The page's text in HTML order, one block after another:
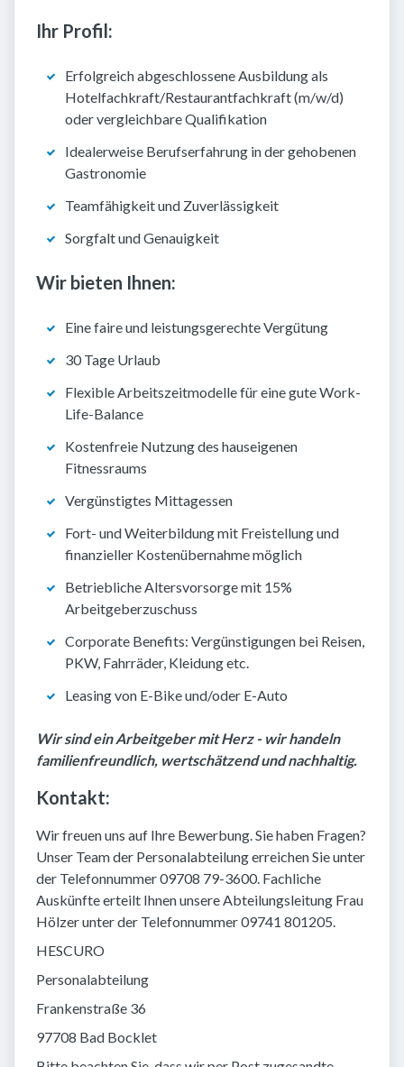
Ihr Profil:
Erfolgreich abgeschlossene Ausbildung als
Hotelfachkraft/Restaurantfachkraft (m/w/d)
oder vergleichbare Qualifikation
Idealerweise Berufserfahrung in der gehobenen
Gastronomie
Teamfähigkeit und Zuverlässigkeit
Sorgfalt und Genauigkeit
Wir bieten Ihnen:
Eine faire und leistungsgerechte Vergütung
30 Tage Urlaub
Flexible Arbeitszeitmodelle für eine gute Work-
Life-Balance
Kostenfreie Nutzung des hauseigenen
Fitnessraums
Vergünstigtes Mittagessen
Fort- und Weiterbildung mit Freistellung und
finanzieller Kostenübernahme möglich
Betriebliche Altersvorsorge mit 15%
Arbeitgeberzuschuss
Corporate Benefits: Vergünstigungen bei Reisen,
PKW, Fahrräder, Kleidung etc.
Leasing von E-Bike und/oder E-Auto
Wir sind ein Arbeitgeber mit Herz - wir handeln
familienfreundlich, wertschätzend und nachhaltig.
Kontakt:
Wir freuen uns auf Ihre Bewerbung. Sie haben Fragen?
Unser Team der Personalabteilung erreichen Sie unter
der Telefonnummer 09708 79-3600. Fachliche
Auskünfte erteilt Ihnen unsere Abteilungsleitung Frau
Hölzer unter der Telefonnummer 09741 801205.
HESCURO
Personalabteilung
Frankenstraße 36
97708 Bad Bocklet